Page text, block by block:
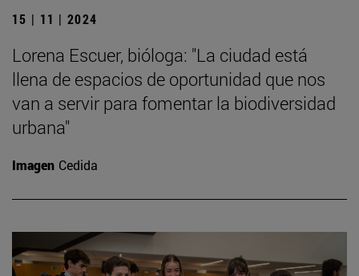
15 | 11 | 2024
Lorena Escuer, bióloga: "La ciudad está
llena de espacios de oportunidad que nos
van a servir para fomentar la biodiversidad
urbana"
Imagen Cedida